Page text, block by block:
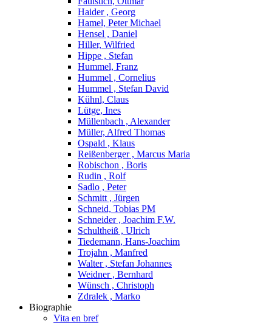
Haider , Georg
Hamel, Peter Michael
Hensel , Daniel
Hiller, Wilfried
Hippe , Stefan
Hummel, Franz
Hummel , Cornelius
Hummel , Stefan David
Kühnl, Claus
Lütge, Ines
Müllenbach , Alexander
Müller, Alfred Thomas
Ospald , Klaus
Reißenberger , Marcus Maria
Robischon , Boris
Rudin , Rolf
Sadlo , Peter
Schmitt , Jürgen
Schneid, Tobias PM
Schneider , Joachim F.W.
Schultheiß , Ulrich
Tiedemann, Hans-Joachim
Trojahn , Manfred
Walter , Stefan Johannes
Weidner , Bernhard
Wünsch , Christoph
Zdralek , Marko
Biographie
Vita en bref